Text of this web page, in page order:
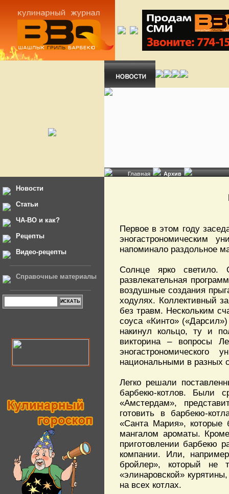
Главная Архив
Новости
Статьи
ЧА-ВО и как?
Рецепты
Видео-рецепты
Справочные материалы
Первое в этом году
эногастрономическим
напоминало раздольное
Солнце ярко светило.
развлекательная
воздушные создания
ходулях. Коллективный
без травм. Нескольким
соуса «Кинто»
накинул кольцо, ту и
викторина – вопросы
национальными в разных
Легко решали
барбекю-котлов. Были
«Амстердам»,
готовить в барбекю-
«Санта Мария», которые
мангалом ароматы.
приготовлении барбекю
компании. Или,
бройлер», который не
«элинаровской»
на всех котлах.